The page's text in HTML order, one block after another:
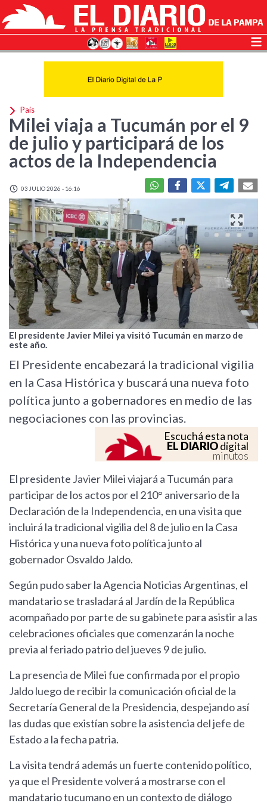
País
Milei viaja a Tucumán por el 9
de julio y participará de los
actos de la Independencia
03 JULIO 2026 - 16:16
El presidente Javier Milei ya visitó Tucumán en marzo de
este año.
El Presidente encabezará la tradicional vigilia
en la Casa Histórica y buscará una nueva foto
política junto a gobernadores en medio de las
negociaciones con las provincias.
Escuchá esta nota
EL DIARIOdigital
minutos
El presidente Javier Milei viajará a Tucumán para
participar de los actos por el 210° aniversario de la
Declaración de la Independencia, en una visita que
incluirá la tradicional vigilia del 8 de julio en la Casa
Histórica y una nueva foto política junto al
gobernador Osvaldo Jaldo.
Según pudo saber la Agencia Noticias Argentinas, el
mandatario se trasladará al Jardín de la República
acompañado por parte de su gabinete para asistir a las
celebraciones oficiales que comenzarán la noche
previa al feriado patrio del jueves 9 de julio.
La presencia de Milei fue confirmada por el propio
Jaldo luego de recibir la comunicación oficial de la
Secretaría General de la Presidencia, despejando así
las dudas que existían sobre la asistencia del jefe de
Estado a la fecha patria.
La visita tendrá además un fuerte contenido político,
ya que el Presidente volverá a mostrarse con el
mandatario tucumano en un contexto de diálogo